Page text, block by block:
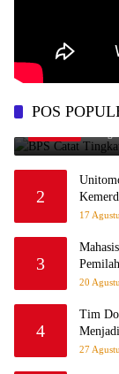
POS
1
pada
2
17
3
20
4
Tim
27